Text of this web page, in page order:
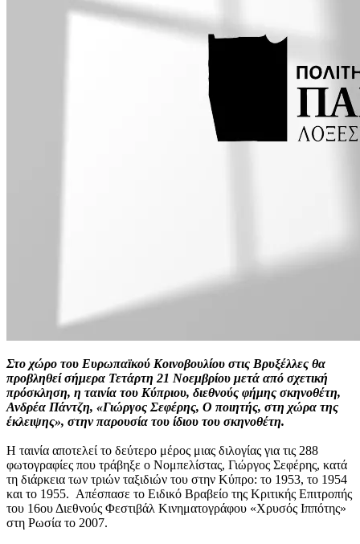
Στο χώρο του Ευρωπαϊκού Κοινοβουλίου στις Βρυξέλλες θα
προβληθεί σήμερα Τετάρτη 21 Νοεμβρίου μετά από σχετική
πρόσκληση, η ταινία του Κύπριου, διεθνούς φήμης σκηνοθέτη,
Ανδρέα Πάντζη, «Γιώργος Σεφέρης, Ο ποιητής, στη χώρα της
έκλειψης», στην παρουσία του ίδιου του σκηνοθέτη.
Η ταινία αποτελεί το δεύτερο μέρος μιας διλογίας για τις 288
φωτογραφίες που τράβηξε ο Νομπελίστας, Γιώργος Σεφέρης, κατά
τη διάρκεια των τριών ταξιδιών του στην Κύπρο: το 1953, το 1954
και το 1955. Απέσπασε το Ειδικό Βραβείο της Κριτικής Επιτροπής
του 16ου Διεθνούς Φεστιβάλ Κινηματογράφου «Χρυσός Ιππότης»
στη Ρωσία το 2007.